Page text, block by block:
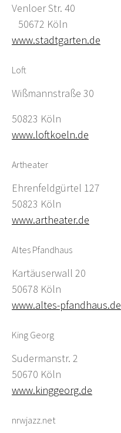
Venloer Str. 40
50672 Köln
www.stadtgarten.de
Loft
Wißmannstraße 30
50823 Köln
www.loftkoeln.de
Artheater
Ehrenfeldgürtel 127
50823 Köln
www.artheater.de
Altes Pfandhaus
Kartäuserwall 20
50678 Köln
www.altes-pfandhaus.de
King Georg
Sudermanstr. 2
50670 Köln
www.kinggeorg.de
nrwjazz.net